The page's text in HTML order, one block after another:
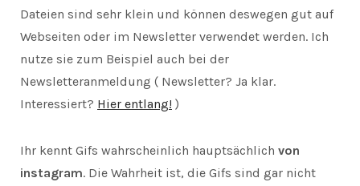
Dateien sind sehr klein und können deswegen gut auf
Webseiten oder im Newsletter verwendet werden. Ich
nutze sie zum Beispiel auch bei der
Newsletteranmeldung ( Newsletter? Ja klar.
Interessiert? Hier entlang! )
Ihr kennt Gifs wahrscheinlich hauptsächlich von
instagram. Die Wahrheit ist, die Gifs sind gar nicht